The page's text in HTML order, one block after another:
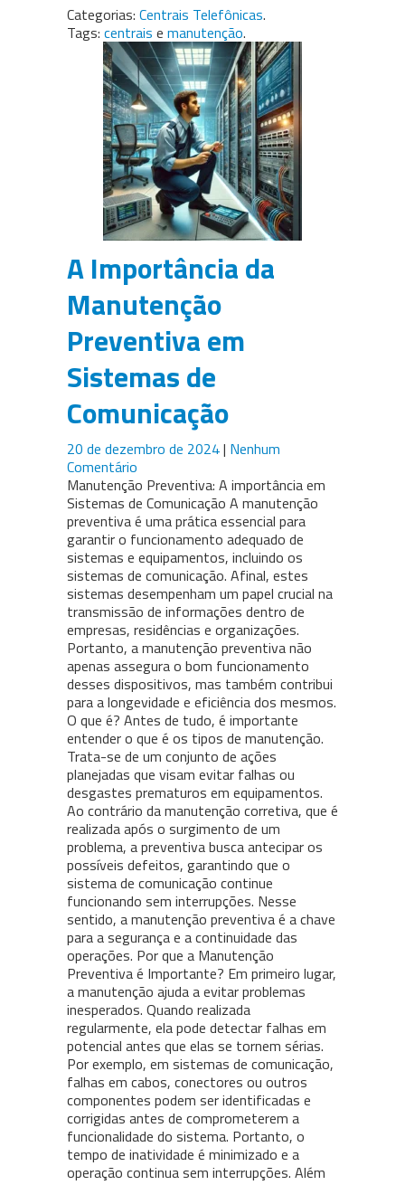
Categorias: Centrais Telefônicas.
Tags: centrais e manutenção.
A Importância da
Manutenção
Preventiva em
Sistemas de
Comunicação
20 de dezembro de 2024| Nenhum
Comentário
Manutenção Preventiva: A importância em
Sistemas de Comunicação A manutenção
preventiva é uma prática essencial para
garantir o funcionamento adequado de
sistemas e equipamentos, incluindo os
sistemas de comunicação. Afinal, estes
sistemas desempenham um papel crucial na
transmissão de informações dentro de
empresas, residências e organizações.
Portanto, a manutenção preventiva não
apenas assegura o bom funcionamento
desses dispositivos, mas também contribui
para a longevidade e eficiência dos mesmos.
O que é? Antes de tudo, é importante
entender o que é os tipos de manutenção.
Trata-se de um conjunto de ações
planejadas que visam evitar falhas ou
desgastes prematuros em equipamentos.
Ao contrário da manutenção corretiva, que é
realizada após o surgimento de um
problema, a preventiva busca antecipar os
possíveis defeitos, garantindo que o
sistema de comunicação continue
funcionando sem interrupções. Nesse
sentido, a manutenção preventiva é a chave
para a segurança e a continuidade das
operações. Por que a Manutenção
Preventiva é Importante? Em primeiro lugar,
a manutenção ajuda a evitar problemas
inesperados. Quando realizada
regularmente, ela pode detectar falhas em
potencial antes que elas se tornem sérias.
Por exemplo, em sistemas de comunicação,
falhas em cabos, conectores ou outros
componentes podem ser identificadas e
corrigidas antes de comprometerem a
funcionalidade do sistema. Portanto, o
tempo de inatividade é minimizado e a
operação continua sem interrupções. Além